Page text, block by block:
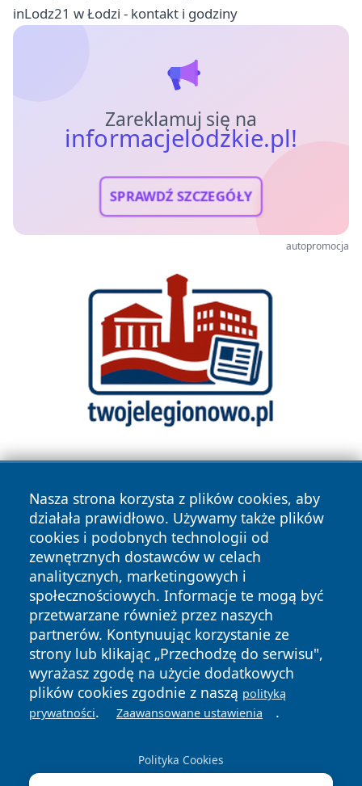
inLodz21 w Łodzi - kontakt i godziny
Zareklamuj się na
informacjelodzkie.pl!
SPRAWDŹ SZCZEGÓŁY
autopromocja
Nasza strona korzysta z plików cookies, aby
działała prawidłowo. Używamy także plików
cookies i podobnych technologii od
zewnętrznych dostawców w celach
analitycznych, marketingowych i
społecznościowych. Informacje te mogą być
przetwarzane również przez naszych
partnerów. Kontynuując korzystanie ze
strony lub klikając „Przechodzę do serwisu",
wyrażasz zgodę na użycie dodatkowych
plików cookies zgodnie z naszą polityką
prywatności. Zaawansowane ustawienia .
Polityka Cookies
Copyright © 2026 informacjelodzkie.pl Wszystkie prawa
zastrzeżone.
News Autorzy
Polityka
Prywatności
Polityka
Cookies